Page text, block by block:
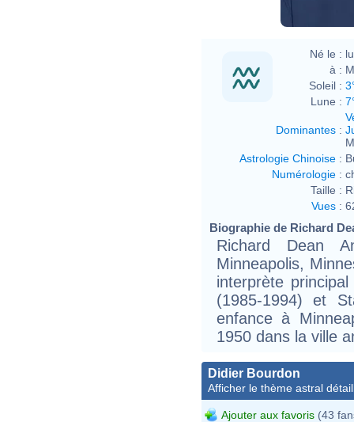
Né le :
à :
Soleil :
Lune :
Dominantes :
Astrologie Chinoise :
Numérologie :
Taille :
Vues :
Biographie de Richard
Richard Dean
Minneapolis,
interprète
(1985-1994) et
enfance à
1950 dans la ville
Didier Bourdon
Afficher le thème astral
Ajouter aux favoris (43